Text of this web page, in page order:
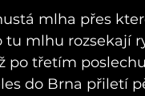
mlha přes
tu mlhu rozsekají
po třetím
do Brna přiletí